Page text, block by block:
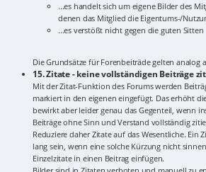
...es handelt sich um eigene Bilder des
denen das Mitglied die Eigentums-/
...es verstößt nicht gegen die guten Sitten
Die Grundsätze für Forenbeiträde gelten analog
15. Zitate - keine vollständigen Beiträge
Mit der Zitat-Funktion des Forums werden
markiert in den eigenen eingefügt. Das erhöht
bewirkt aber leider genau das Gegenteil, wenn
Beiträge ohne Sinn und Verstand vollständig
Reduziere daher Zitate auf das Wesentliche. Ein
lang sein, wenn eine solche Kürzung nicht
Einzelzitate in einen Beitrag einfügen.